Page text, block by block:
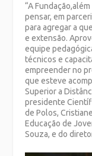
“A
pensar, em
para agregar a
e extensão.
equipe
técnicos e
empreender no
que esteve
Superior a
presidente
de Polos,
Educação de
Souza, e do